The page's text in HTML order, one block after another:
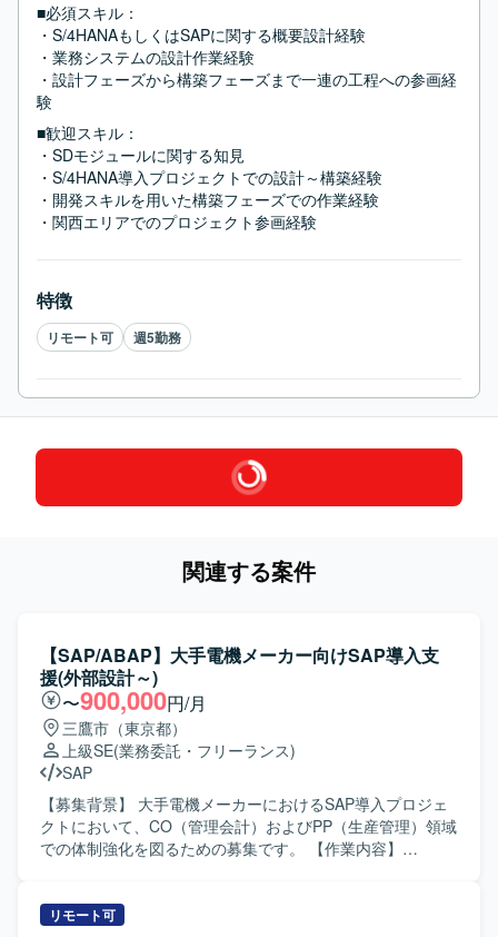
■必須スキル：
・S/4HANAもしくはSAPに関する概要設計経験
・業務システムの設計作業経験
・設計フェーズから構築フェーズまで一連の工程への参画経
験
■歓迎スキル：
・SDモジュールに関する知見
・S/4HANA導入プロジェクトでの設計～構築経験
・開発スキルを用いた構築フェーズでの作業経験
・関西エリアでのプロジェクト参画経験
特徴
リモート可 週5勤務
関連する案件
【SAP/ABAP】大手電機メーカー向けSAP導入支
援(外部設計～)
〜900,000円/月
三鷹市（東京都）
上級SE(業務委託・フリーランス)
SAP
【募集背景】 大手電機メーカーにおけるSAP導入プロジェ
クトにおいて、CO（管理会計）およびPP（生産管理）領域
での体制強化を図るための募集です。 【作業内容】
担当いただきます。具体的には、標準機能およびアドオン
リモート可